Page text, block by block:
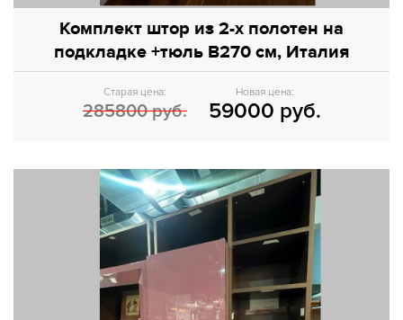
Комплект штор из 2-х полотен на
подкладке +тюль В270 см, Италия
Старая цена:
285800 руб.
Новая цена:
59000 руб.